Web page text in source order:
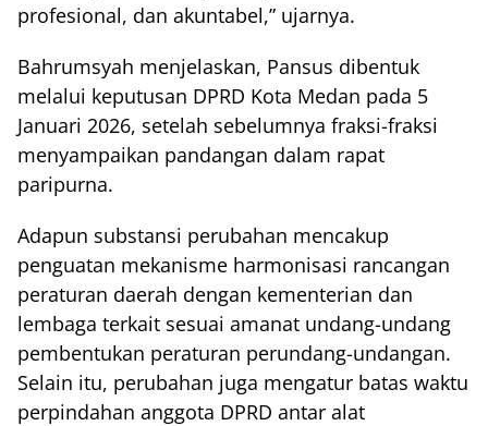
profesional, dan akuntabel,” ujarnya.
Bahrumsyah menjelaskan, Pansus dibentuk
melalui keputusan DPRD Kota Medan pada 5
Januari 2026, setelah sebelumnya fraksi-fraksi
menyampaikan pandangan dalam rapat
paripurna.
Adapun substansi perubahan mencakup
penguatan mekanisme harmonisasi rancangan
peraturan daerah dengan kementerian dan
lembaga terkait sesuai amanat undang-undang
pembentukan peraturan perundang-undangan.
Selain itu, perubahan juga mengatur batas waktu
perpindahan anggota DPRD antar alat